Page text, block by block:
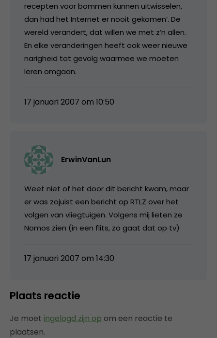
recepten voor bommen kunnen uitwisselen,
dan had het Internet er nooit gekomen’. De
wereld verandert, dat willen we met z’n allen.
En elke veranderingen heeft ook weer nieuwe
narigheid tot gevolg waarmee we moeten
leren omgaan.
17 januari 2007 om 10:50
ErwinVanLun
Weet niet of het door dit bericht kwam, maar
er was zojuist een bericht op RTLZ over het
volgen van vliegtuigen. Volgens mij lieten ze
Nomos zien (in een flits, zo gaat dat op tv)
17 januari 2007 om 14:30
Plaats reactie
Je moet ingelogd zijn op om een reactie te
plaatsen.